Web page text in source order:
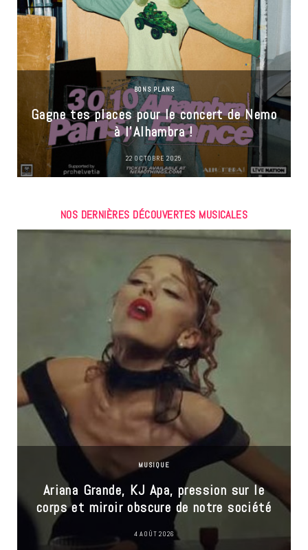
BONS PLANS
Gagne tes places pour le concert de Nemo
à l’Alhambra !
22 OCTOBRE 2025
NOS DERNIÈRES DÉCOUVERTES MUSICALES
MUSIQUE
Ariana Grande, KJ Apa, pression sur le
corps et miroir obscure de notre société
4 AOÛT 2026